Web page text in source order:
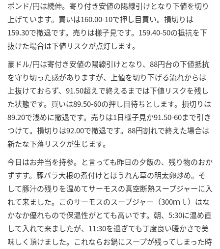
ポンド/円は続伸。寄り付き安値の陽線引けとなり下値を切り
上げています。買いは160.00-10で押し目買い。損切りは
159.30で撤退です。売りは様子見です。159.40-50の抵抗を下
抜けた場合は下値リスクが点灯します。
豪ドル/円は寄付き安値の陽線引けとなり、88円台の下値抵抗
を守り切った感がありますが、上値を切り下げる流れからは
上抜けておらず、91.50超えで終えるまでは下値リスクを残し
た状態です。買いは89.50-60の押し目待ちとします。損切りは
89.20で浅めに撤退です。売りは1日様子見か91.50-60まで引き
つけて。損切りは92.00で撤退です。88円割れで終えた場合は
新たな下落リスクが生じます。
今日はお弁当を持参。と言っても昨日の夕飯の、残り物のおか
ずすす。豚バラ大根の煮付けとほうれん草の明太卵炒め。そ
して豚汁の残りを温めてサーモスの真空断熱スープジャーに入
れて来ました。このサーモスのスープジャー（300ｍｌ）はな
かなか優れもので保温性がとても高いです。朝、5:30に温め直
して入れて来ましたが、11:30を過ぎても丁度良い暖かさで美
味しく頂けました。これならお鍋にスープが残ってしまった時